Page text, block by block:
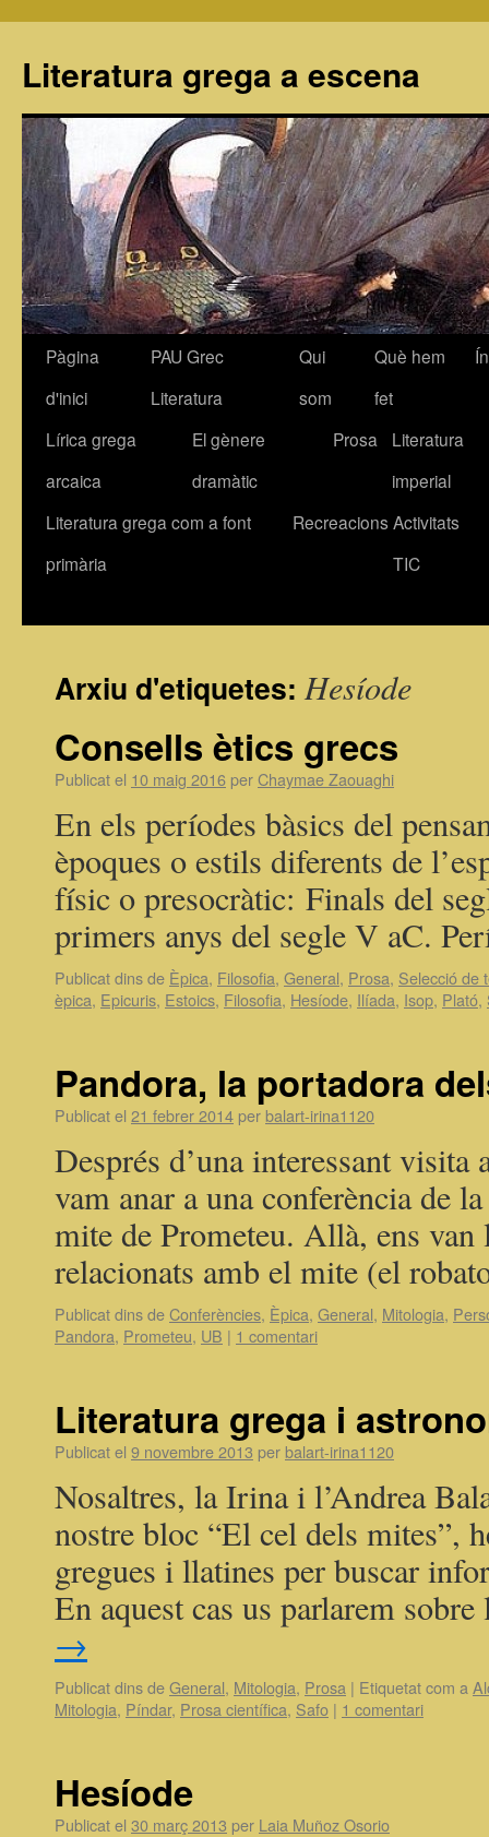
Literatura grega a escena
Vés
contingut
Pàgina
d'inici
PAU Grec
Literatura
Qui
som
Què hem
fet
Lírica grega
arcaica
El gènere
dramàtic
Prosa
Literatura
imperial
Literatura grega com a font
primària
Recreacions Activitats
TIC
Arxiu d'etiquetes: Hesíode
Consells ètics grecs
Publicat el 10 maig 2016 perChaymae Zaouaghi
En els períodes bàsics del
èpoques o estils diferents de
físic o presocràtic: Finals del
primers anys del segle V aC.
Publicat dins de Èpica, Filosofia, General, Prosa, Selecció de
èpica, Epicuris, Estoics, Filosofia, Hesíode, Ilíada, Isop, Plató,
Pandora, la portadora
Publicat el 21 febrer 2014 perbalart-irina1120
Després d’una interessant
vam anar a una conferència de
mite de Prometeu. Allà, ens
relacionats amb el mite (el
Publicat dins deConferències, Èpica, General, Mitologia,
Pandora, Prometeu, UB | 1 comentari
Literatura grega i
Publicat el 9 novembre 2013 perbalart-irina1120
Nosaltres, la Irina i l’Andrea
nostre bloc “El cel dels mites”,
gregues i llatines per buscar
En aquest cas us parlarem
→
Publicat dins deGeneral, Mitologia, Prosa | Etiquetat com a
Mitologia, Píndar, Prosa científica, Safo | 1 comentari
Hesíode
Publicat el 30 març 2013 per Laia Muñoz Osorio